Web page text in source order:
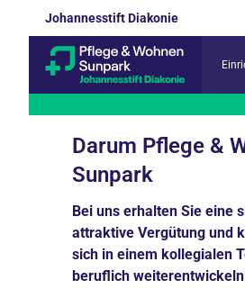
Johannesstift Diakonie
Darum Pflege &
Sunpark
Bei uns erhalten Sie eine
attraktive Vergütung und
sich in einem kollegialen
beruflich